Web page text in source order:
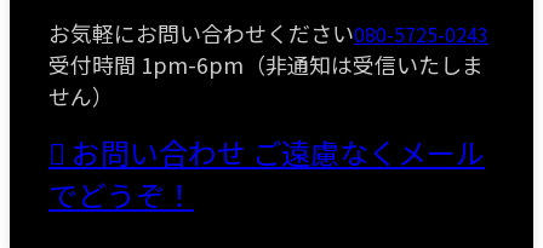
お気軽にお問い合わせください080-5725-0243
受付時間 1pm-6pm（非通知は受信いたしま
せん）
お問い合わせ ご遠慮なくメール
でどうぞ！